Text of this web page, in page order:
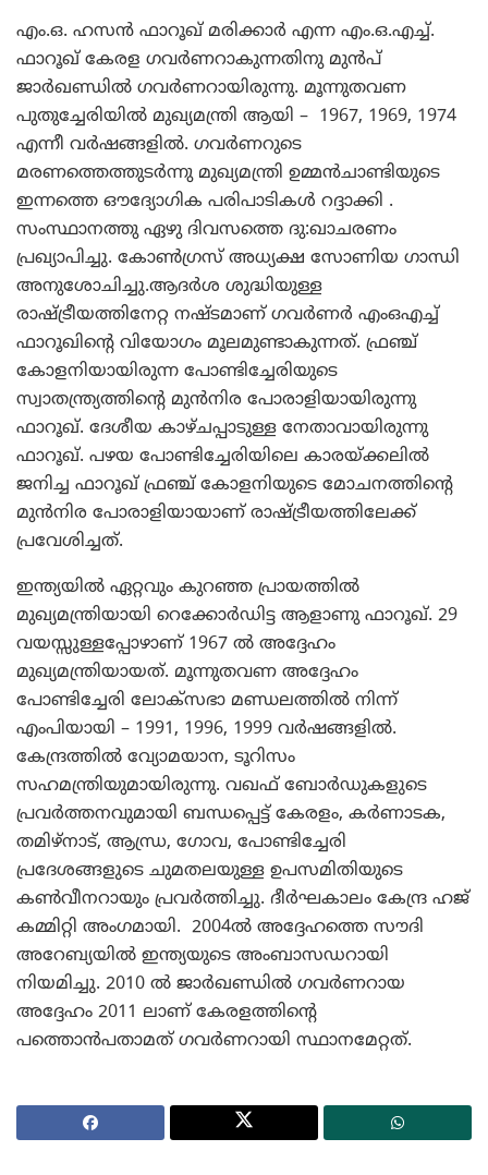
എം.ഒ. ഹസന്‍ ഫാറൂഖ് മരിക്കാര്‍ എന്ന എം.ഒ.എച്ച്.
ഫാറൂഖ് കേരള ഗവര്‍ണറാകുന്നതിനു മുന്‍പ്
ജാര്‍ഖണ്ഡില്‍ ഗവര്‍ണറായിരുന്നു. മൂന്നുതവണ
പുതുച്ചേരിയില്‍ മുഖ്യമന്ത്രി ആയി – 1967, 1969, 1974
എന്നീ വര്‍ഷങ്ങളില്‍. ഗവര്‍ണറുടെ
മരണത്തെത്തുടര്‍ന്നു മുഖ്യമന്ത്രി ഉമ്മന്‍ചാണ്ടിയുടെ
ഇന്നത്തെ ഔദ്യോഗിക പരിപാടികള്‍ റദ്ദാക്കി .
സംസ്ഥാനത്തു ഏഴു ദിവസത്തെ ദു:ഖാചരണം
പ്രഖ്യാപിച്ചു. കോണ്‍ഗ്രസ് അധ്യക്ഷ സോണിയ ഗാന്ധി
അനുശോചിച്ചു.ആദര്‍ശ ശുദ്ധിയുള്ള
രാഷ്ട്രീയത്തിനേറ്റ നഷ്ടമാണ് ഗവര്‍ണര്‍ എംഒഎച്ച്
ഫാറൂഖിന്റെ വിയോഗം മൂലമുണ്ടാകുന്നത്. ഫ്രഞ്ച്
കോളനിയായിരുന്ന പോണ്ടിച്ചേരിയുടെ
സ്വാതന്ത്ര്യത്തിന്റെ മുന്‍നിര പോരാളിയായിരുന്നു
ഫാറൂഖ്. ദേശീയ കാഴ്ചപ്പാടുള്ള നേതാവായിരുന്നു
ഫാറൂഖ്. പഴയ പോണ്ടിച്ചേരിയിലെ കാരയ്ക്കലില്‍
ജനിച്ച ഫാറൂഖ് ഫ്രഞ്ച് കോളനിയുടെ മോചനത്തിന്റെ
മുന്‍നിര പോരാളിയായാണ് രാഷ്ട്രീയത്തിലേക്ക്
പ്രവേശിച്ചത്.
ഇന്ത്യയില്‍ ഏറ്റവും കുറഞ്ഞ പ്രായത്തില്‍
മുഖ്യമന്ത്രിയായി റെക്കോര്‍ഡിട്ട ആളാണു ഫാറൂഖ്. 29
വയസ്സുള്ളപ്പോഴാണ് 1967 ല്‍ അദ്ദേഹം
മുഖ്യമന്ത്രിയായത്. മൂന്നുതവണ അദ്ദേഹം
പോണ്ടിച്ചേരി ലോക്‌സഭാ മണ്ഡലത്തില്‍ നിന്ന്
എംപിയായി – 1991, 1996, 1999 വര്‍ഷങ്ങളില്‍.
കേന്ദ്രത്തില്‍ വ്യോമയാന, ടൂറിസം
സഹമന്ത്രിയുമായിരുന്നു. വഖഫ് ബോര്‍ഡുകളുടെ
പ്രവര്‍ത്തനവുമായി ബന്ധപ്പെട്ട് കേരളം, കര്‍ണാടക,
തമിഴ്‌നാട്, ആന്ധ്ര, ഗോവ, പോണ്ടിച്ചേരി
പ്രദേശങ്ങളുടെ ചുമതലയുള്ള ഉപസമിതിയുടെ
കണ്‍വീനറായും പ്രവര്‍ത്തിച്ചു. ദീര്‍ഘകാലം കേന്ദ്ര ഹജ്
കമ്മിറ്റി അംഗമായി. 2004ല്‍ അദ്ദേഹത്തെ സൗദി
അറേബ്യയില്‍ ഇന്ത്യയുടെ അംബാസഡറായി
നിയമിച്ചു. 2010 ല്‍ ജാര്‍ഖണ്ഡില്‍ ഗവര്‍ണറായ
അദ്ദേഹം 2011 ലാണ് കേരളത്തിന്റെ
പത്തൊന്‍പതാമത് ഗവര്‍ണറായി സ്ഥാനമേറ്റത്.